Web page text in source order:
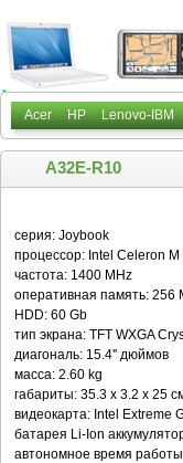
Acer HP Lenovo-IBM
A32E-R10
серия: Joybook
процессор: Intel Celeron M
частота: 1400 MHz
оперативная память: 256
HDD: 60 Gb
тип экрана: TFT WXGA
диагональ: 15.4'' дюймов
масса: 2.60 kg
габариты: 35.3 x 3.2 x 25
видеокарта: Intel Extreme
батарея Li-Ion
автономное время